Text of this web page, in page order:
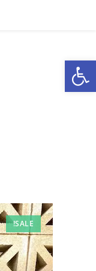
פתח סרגל נגישות
SALE!